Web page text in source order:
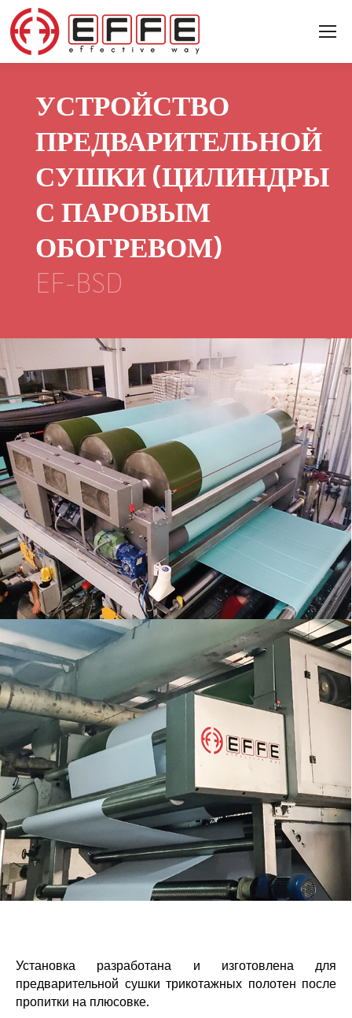
УСТРОЙСТВО
ПРЕДВАРИТЕЛЬНОЙ
СУШКИ (ЦИЛИНДРЫ
С ПАРОВЫМ
ОБОГРЕВОМ)
EF-BSD
Установка разработана и изготовлена для
предварительной сушки трикотажных полотен после
пропитки на плюсовке.